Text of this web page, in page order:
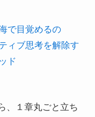
で目覚めるの
ィブ思考を解除す
ド
、１章丸ごと立ち